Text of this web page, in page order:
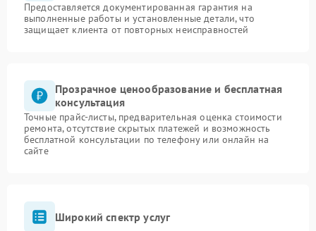
Предоставляется документированная гарантия на
выполненные работы и установленные детали, что
защищает клиента от повторных неисправностей
Прозрачное ценообразование и бесплатная
консультация
Точные прайс-листы, предварительная оценка стоимости
ремонта, отсутствие скрытых платежей и возможность
бесплатной консультации по телефону или онлайн на
сайте
Широкий спектр услуг